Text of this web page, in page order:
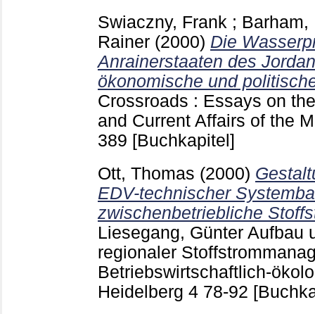
Swiaczny, Frank ; Barham,
Rainer (2000) Die
Anrainerstaaten des
ökonomische und
Crossroads : Essays on
and Current Affairs of the
389 [Buchkapitel]
Ott, Thomas (2000)
EDV-technischer
zwischenbetriebliche
Liesegang, Günter Aufbau
regionaler
Betriebswirtschaftlich-
Heidelberg 4 78-92